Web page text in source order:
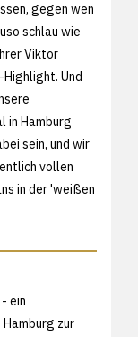
gegen wen
schlau wie
Viktor
Highlight. Und
in Hamburg
sein, und wir
vollen
in der 'weißen
ein
Hamburg zur